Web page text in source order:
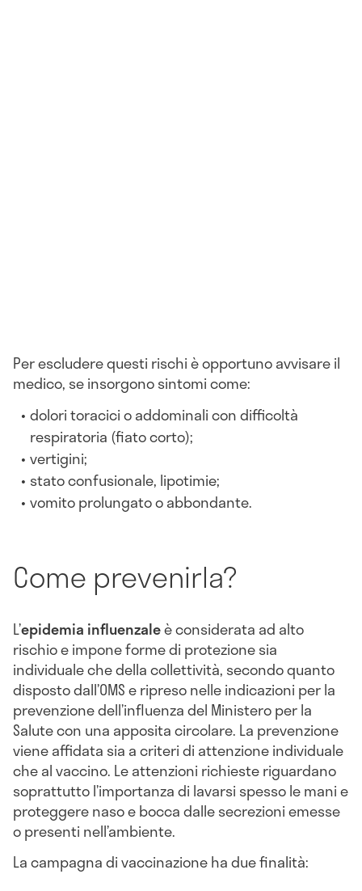
Per escludere questi rischi è opportuno avvisare il
medico, se insorgono sintomi come:
dolori toracici o addominali con difficoltà
respiratoria (fiato corto);
vertigini;
stato confusionale, lipotimie;
vomito prolungato o abbondante.
Come prevenirla?
L’epidemia influenzaleè considerata ad alto
rischio e impone forme di protezione sia
individuale che della collettività, secondo quanto
disposto dall’OMS e ripreso nelle indicazioni per la
prevenzione dell’influenza del Ministero per la
Salute con una apposita circolare. La prevenzione
viene affidata sia a criteri di attenzione individuale
che al vaccino. Le attenzioni richieste riguardano
soprattutto l’importanza di lavarsi spesso le mani e
proteggere naso e bocca dalle secrezioni emesse
o presenti nell’ambiente.
La campagna di vaccinazione ha due finalità: